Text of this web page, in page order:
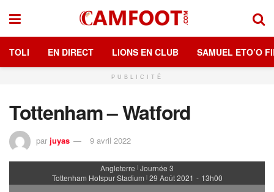
TOLI EN DIRECT LIONS EN CLUB SAMUEL ETO’O
PUBLICITÉ
Tottenham – Watford
par juyas 9 avril 2022
Angleterre | Journée 3
Tottenham Hotspur Stadium | 29 Août 2021 - 13h00